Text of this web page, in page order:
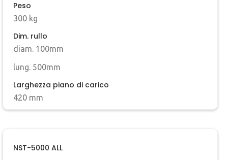
Peso
300 kg
Dim. rullo
diam. 100mm
lung. 500mm
Larghezza piano di carico
420 mm
NST-5000 ALL